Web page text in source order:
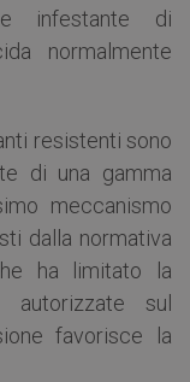
infestante di
normalmente
resistenti sono
di una gamma
meccanismo
dalla normativa
ha limitato la
autorizzate sul
favorisce la